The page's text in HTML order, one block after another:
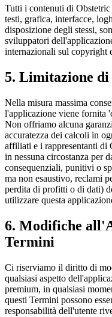
Tutti i contenuti di
testi, grafica, interfacce,
disposizione degli stessi,
sviluppatori
internazionali sul copyright
5. Limitazione di
Nella misura massima
l'applicazione viene fornita
Non offriamo alcuna
accuratezza dei calcoli in
affiliati e i rappresentanti di
in nessuna circostanza per
consequenziali, punitivi o
ma non esaustivo, reclami
perdita di profitti o di dati)
utilizzare questa
6. Modifiche
Termini
Ci riserviamo il diritto di
qualsiasi aspetto
premium, in qualsiasi
questi Termini possono
responsabilità dell'utente